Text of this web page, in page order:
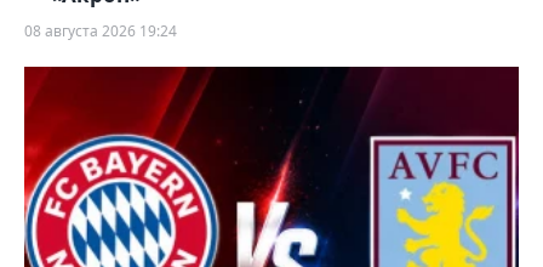
08 августа 2026 19:24